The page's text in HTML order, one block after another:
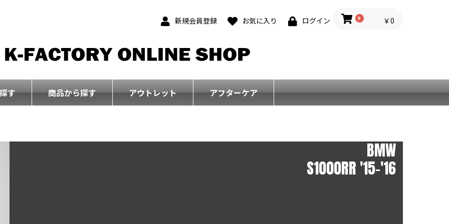
新規会員登録 お気に入り ログイン 0 ￥0
す 商品から探す アウトレット アフターケア
BMW
S1000RR '15-'16